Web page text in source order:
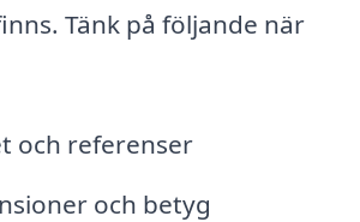
Tänk på följande när
och referenser
och betyg